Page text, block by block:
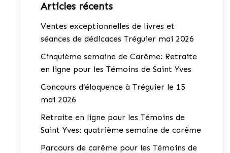
Articles récents
Ventes exceptionnelles de livres et
séances de dédicaces Tréguier mai 2026
Cinquième semaine de Carême: Retraite
en ligne pour les Témoins de Saint Yves
Concours d’éloquence à Tréguier le 15
mai 2026
Retraite en ligne pour les Témoins de
Saint Yves: quatrième semaine de carême
Parcours de carême pour les Témoins de